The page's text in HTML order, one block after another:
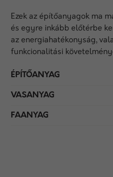
Ezek az építőanyagok ma
és egyre inkább előtérbe
az energiahatékonyság,
funkcionalitási
ÉPÍTŐANYAG
VASANYAG
FAANYAG